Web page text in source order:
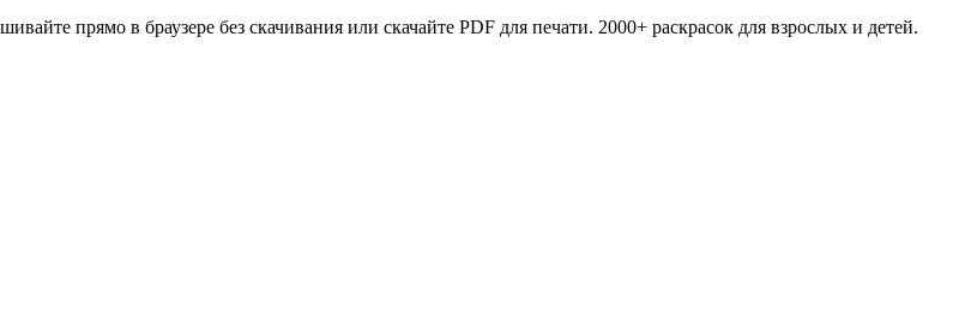
прямо в браузере без скачивания или скачайте PDF для печати. 2000+ раскрасок для взрослых и детей.